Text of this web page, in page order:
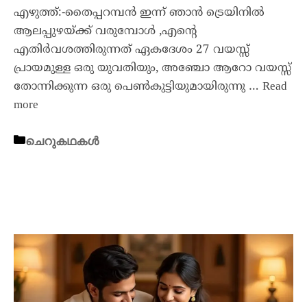
എഴുത്ത്:-തൈപ്പറമ്പൻ ഇന്ന് ഞാൻ ട്രെയിനിൽ
ആലപ്പുഴയ്ക്ക് വരുമ്പോൾ ,എൻ്റെ
എതിർവശത്തിരുന്നത് ഏകദേശം 27 വയസ്സ്
പ്രായമുള്ള ഒരു യുവതിയും, അഞ്ചോ ആറോ വയസ്സ്
തോന്നിക്കുന്ന ഒരു പെൺകുട്ടിയുമായിരുന്നു … Read
more
ചെറുകഥകൾ